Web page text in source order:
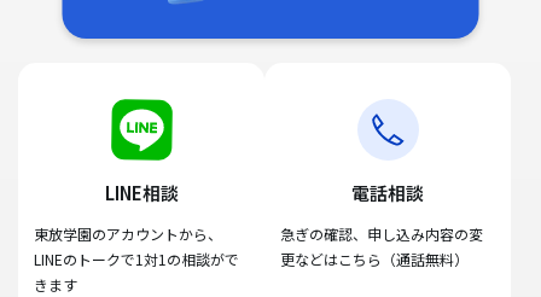
LINE相談
東放学園のアカウントから、
LINEのトークで1対1の相談がで
きます
電話相談
急ぎの確認、申し込み内容の変
更などはこちら（通話無料）